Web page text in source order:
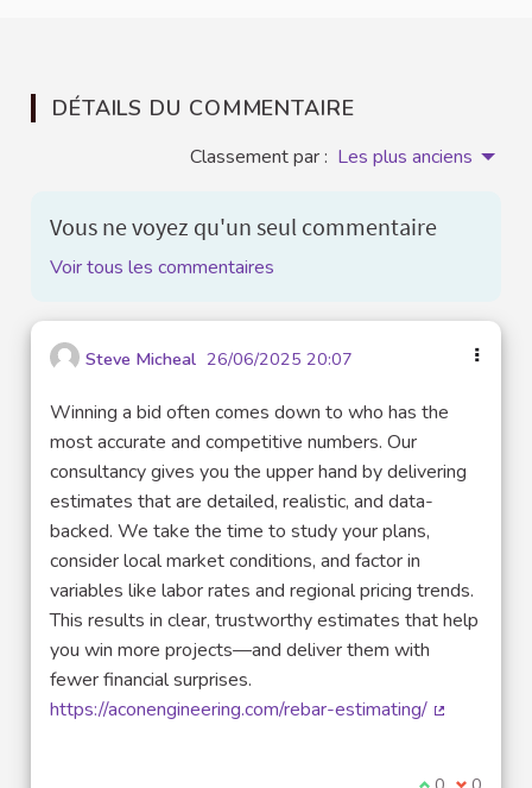
DÉTAILS DU COMMENTAIRE
Classement par : Les plus anciens
Vous ne voyez qu'un seul commentaire
Voir tous les commentaires
Steve Micheal 26/06/2025 20:07
Winning a bid often comes down to who has the
most accurate and competitive numbers. Our
consultancy gives you the upper hand by delivering
estimates that are detailed, realistic, and data-
backed. We take the time to study your plans,
consider local market conditions, and factor in
variables like labor rates and regional pricing trends.
This results in clear, trustworthy estimates that help
you win more projects—and deliver them with
fewer financial surprises.
https://aconengineering.com/rebar-estimating/